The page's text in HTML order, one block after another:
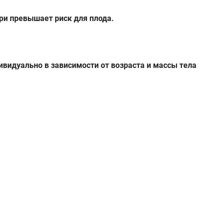
превышает риск для плода.
в зависимости от возраста и массы тела